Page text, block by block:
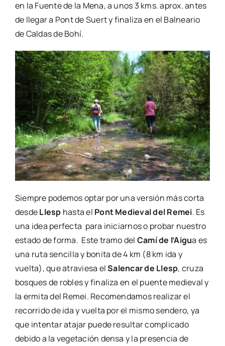
en la Fuente de la Mena, a unos 3 kms. aprox. antes
de llegar a Pont de Suert y finaliza en el Balneario
de Caldas de Bohí.
Siempre podemos optar por una versión más corta
desdeLlesp hasta el Pont Medieval del Remei. Es
una idea perfecta para iniciarnos o probar nuestro
estado de forma. Este tramo del Camí de l’Aigua es
una ruta sencilla y bonita de 4 km (8 km ida y
vuelta), que atraviesa elSalencar de Llesp, cruza
bosques de robles y finaliza en el puente medieval y
la ermita del Remei. Recomendamos realizar el
recorrido de ida y vuelta por el mismo sendero, ya
que intentar atajar puede resultar complicado
debido a la vegetación densa y la presencia de